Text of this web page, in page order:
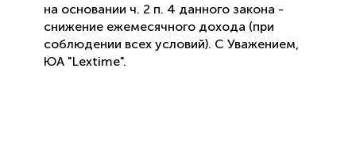
на основании ч. 2 п. 4 данного закона -
снижение ежемесячного дохода (при
соблюдении всех условий). С Уважением,
ЮА "Lextime".